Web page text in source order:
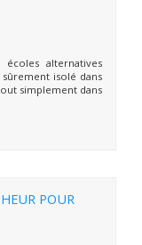
alternatives
isolé dans
simplement dans
POUR